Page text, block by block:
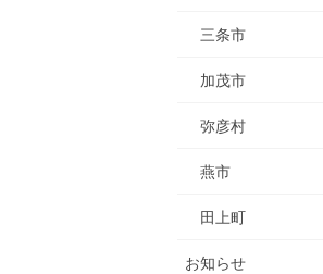
三条市
加茂市
弥彦村
燕市
田上町
お知らせ